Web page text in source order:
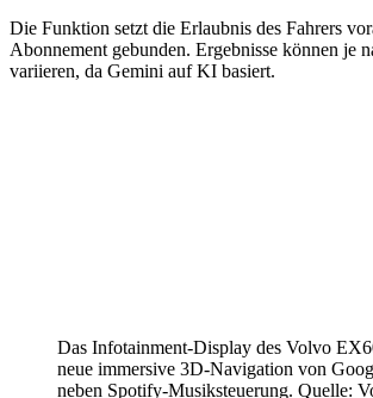
Die Funktion setzt die Erlaubnis des Fahrers
Abonnement gebunden. Ergebnisse können je
variieren, da Gemini auf KI basiert.
Das Infotainment-Display des Volvo
neue immersive 3D-Navigation von
neben Spotify-Musiksteuerung. Quelle: